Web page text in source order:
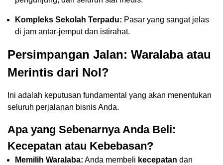
Kompleks Sekolah Terpadu: Pasar yang sangat jelas
di jam antar-jemput dan istirahat.
Persimpangan Jalan: Waralaba atau
Merintis dari Nol?
Ini adalah keputusan fundamental yang akan menentukan
seluruh perjalanan bisnis Anda.
Apa yang Sebenarnya Anda Beli:
Kecepatan atau Kebebasan?
Memilih Waralaba: Anda membeli kecepatan dan